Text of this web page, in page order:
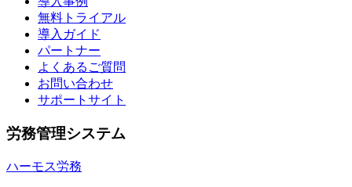
無料トライアル
導入ガイド
パートナー
よくあるご質問
お問い合わせ
サポートサイト
労務管理システム
ハーモス労務